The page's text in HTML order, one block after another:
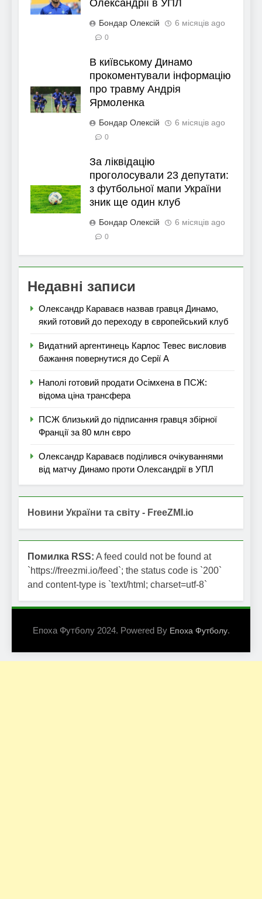
Олександрії в УПЛ
Бондар Олексій 6 місяців ago
0
В київському Динамо
прокоментували інформацію
про травму Андрія
Ярмоленка
Бондар Олексій 6 місяців ago
0
За ліквідацію
проголосували 23 депутати:
з футбольної мапи України
зник ще один клуб
Бондар Олексій 6 місяців ago
0
Недавні записи
Олександр Караваєв назвав гравця Динамо,
який готовий до переходу в європейський клуб
Видатний аргентинець Карлос Тевес висловив
бажання повернутися до Серії А
Наполі готовий продати Осімхена в ПСЖ:
відома ціна трансфера
ПСЖ близький до підписання гравця збірної
Франції за 80 млн євро
Олександр Караваєв поділився очікуваннями
від матчу Динамо проти Олександрії в УПЛ
Новини України та світу - FreeZMI.io
Помилка RSS: A feed could not be found at
`https://freezmi.io/feed`; the status code is `200`
and content-type is `text/html; charset=utf-8`
Епоха Футболу 2024. Powered By Епоха Футболу.